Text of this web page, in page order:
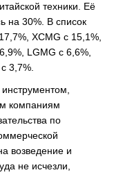
техники. Её
на 30%. В список
XCMG с 15,1%,
LGMG с 6,6%,
3,7%.
компаниям
по
возведение и
не исчезли,